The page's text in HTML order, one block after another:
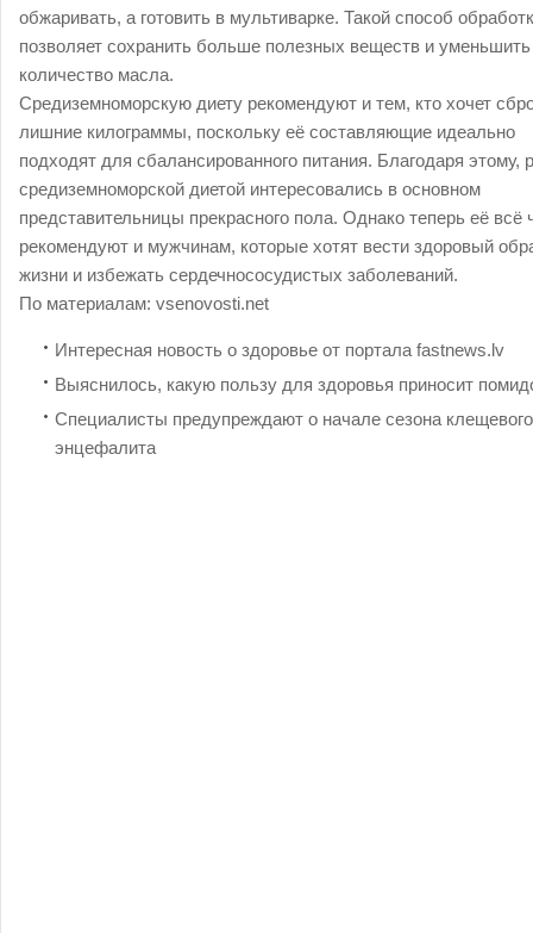
обжаривать, а готовить в мультиварке. Такой способ
позволяет сохранить больше полезных веществ и уменьшить
количество масла.
Средиземноморскую диету рекомендуют и тем, кто хочет
лишние килограммы, поскольку её составляющие идеально
подходят для сбалансированного питания. Благодаря этому,
средиземноморской диетой интересовались в основном
представительницы прекрасного пола. Однако теперь её всё
рекомендуют и мужчинам, которые хотят вести здоровый
жизни и избежать сердечнососудистых заболеваний.
По материалам: vsenovosti.net
Интересная новость о здоровье от портала fastnews.lv
Выяснилось, какую пользу для здоровья приносит
Специалисты предупреждают о начале сезона клещевого
энцефалита